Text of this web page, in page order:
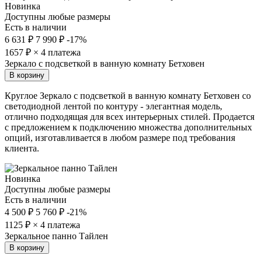
Новинка
Доступны любые размеры
Есть в наличии
6 631 ₽ 7 990 ₽ -17%
1657 ₽ × 4 платежа
Зеркало с подсветкой в ванную комнату Бетховен
В корзину
Круглое Зеркало с подсветкой в ванную комнату Бетховен со
светодиодной лентой по контуру - элегантная модель,
отлично подходящая для всех интерьерных стилей. Продается
с предложением к подключению множества дополнительных
опций, изготавливается в любом размере под требования
клиента.
Новинка
Доступны любые размеры
Есть в наличии
4 500 ₽ 5 760 ₽ -21%
1125 ₽ × 4 платежа
Зеркальное панно Тайлен
В корзину